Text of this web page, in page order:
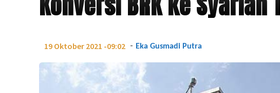
19 Oktober 2021 -09:02 - Eka Gusmadi Putra